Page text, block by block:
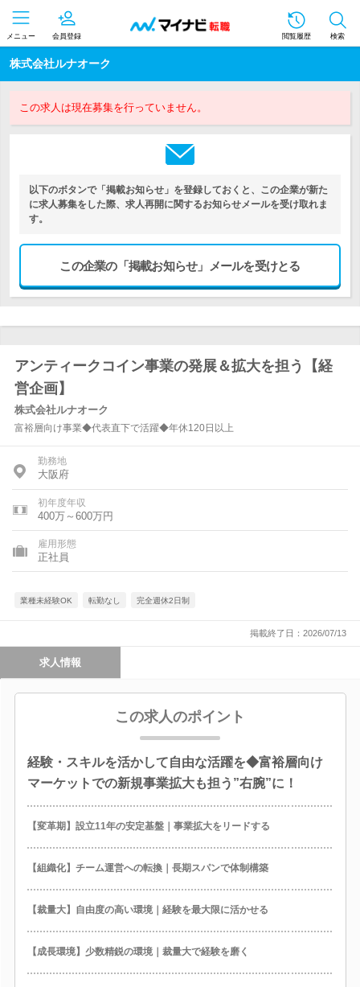
メニュー 会員登録 閲覧履歴 検索
株式会社ルナオーク
この求人は現在募集を行っていません。
以下のボタンで「掲載お知らせ」を登録しておくと、この企業が新た
に求人募集をした際、求人再開に関するお知らせメールを受け取れま
す。
この企業の「掲載お知らせ」メールを受けとる
アンティークコイン事業の発展＆拡大を担う【経
営企画】
株式会社ルナオーク
富裕層向け事業◆代表直下で活躍◆年休120日以上
勤務地
大阪府
初年度年収
400万～600万円
雇用形態
正社員
業種未経験OK 転勤なし 完全週休2日制
掲載終了日：2026/07/13
求人情報
この求人のポイント
経験・スキルを活かして自由な活躍を◆富裕層向け
マーケットでの新規事業拡大も担う”右腕”に！
【変革期】設立11年の安定基盤｜事業拡大をリードする
【組織化】チーム運営への転換｜長期スパンで体制構築
【裁量大】自由度の高い環境｜経験を最大限に活かせる
【成長環境】少数精鋭の環境｜裁量大で経験を磨く